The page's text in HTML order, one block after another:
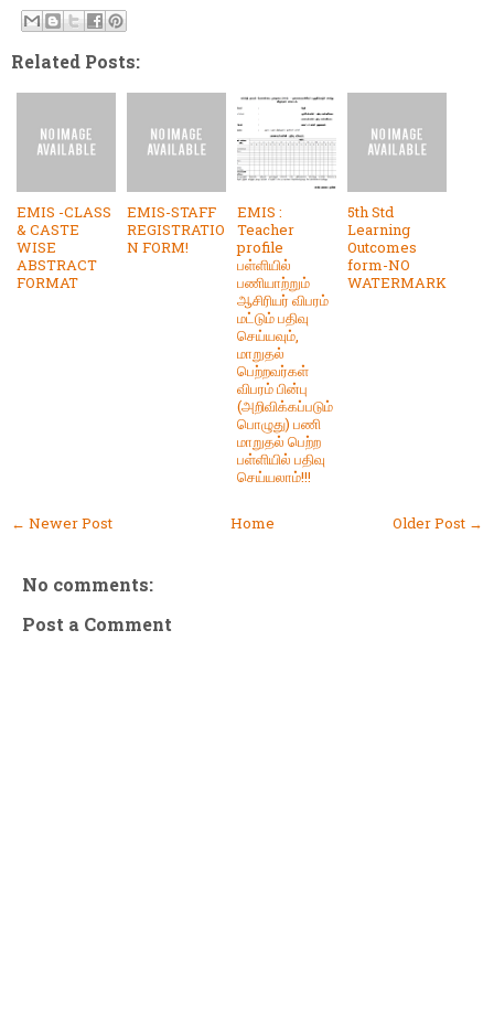
Related Posts:
EMIS -CLASS
& CASTE
WISE
ABSTRACT
FORMAT
EMIS-STAFF
REGISTRATIO
N FORM!
EMIS :
Teacher
profile
பள்ளியில்
பணியாற்றும்
ஆசிரியர் விபரம்
மட்டும் பதிவு
செய்யவும்,
மாறுதல்
பெற்றவர்கள்
விபரம் பின்பு
(அறிவிக்கப்படும்
பொழுது) பணி
மாறுதல் பெற்ற
பள்ளியில் பதிவு
செய்யலாம்!!!
5th Std
Learning
Outcomes
form-NO
WATERMARK
← Newer Post Older Post →
Home
No comments:
Post a Comment